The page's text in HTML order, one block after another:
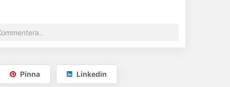
Pinna Linkedin